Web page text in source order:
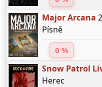
Major Arcana
Písně
0 %
Snow Patrol
Herec